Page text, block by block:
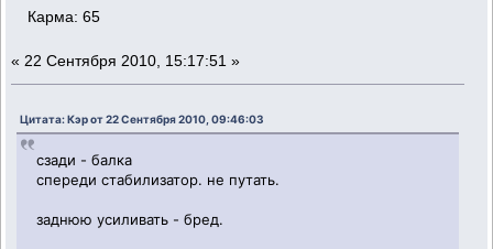
Карма: 65
« 22 Сентября 2010, 15:17:51 »
Цитата: Кэр от 22 Сентября 2010, 09:46:03
сзади - балка
спереди стабилизатор. не путать.
заднюю усиливать - бред.